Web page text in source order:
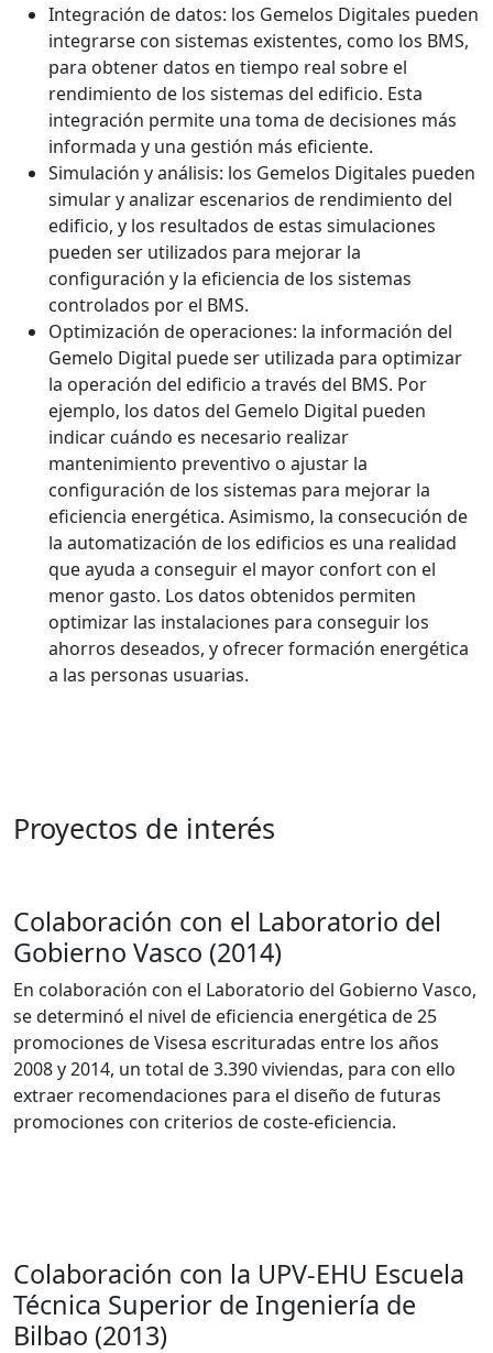
Integración de datos: los Gemelos Digitales pueden
integrarse con sistemas existentes, como los BMS,
para obtener datos en tiempo real sobre el
rendimiento de los sistemas del edificio. Esta
integración permite una toma de decisiones más
informada y una gestión más eficiente.
Simulación y análisis: los Gemelos Digitales pueden
simular y analizar escenarios de rendimiento del
edificio, y los resultados de estas simulaciones
pueden ser utilizados para mejorar la
configuración y la eficiencia de los sistemas
controlados por el BMS.
Optimización de operaciones: la información del
Gemelo Digital puede ser utilizada para optimizar
la operación del edificio a través del BMS. Por
ejemplo, los datos del Gemelo Digital pueden
indicar cuándo es necesario realizar
mantenimiento preventivo o ajustar la
configuración de los sistemas para mejorar la
eficiencia energética. Asimismo, la consecución de
la automatización de los edificios es una realidad
que ayuda a conseguir el mayor confort con el
menor gasto. Los datos obtenidos permiten
optimizar las instalaciones para conseguir los
ahorros deseados, y ofrecer formación energética
a las personas usuarias.
Proyectos de interés
Colaboración con el Laboratorio del
Gobierno Vasco (2014)
En colaboración con el Laboratorio del Gobierno Vasco,
se determinó el nivel de eficiencia energética de 25
promociones de Visesa escrituradas entre los años
2008 y 2014, un total de 3.390 viviendas, para con ello
extraer recomendaciones para el diseño de futuras
promociones con criterios de coste-eficiencia.
Colaboración con la UPV-EHU Escuela
Técnica Superior de Ingeniería de
Bilbao (2013)